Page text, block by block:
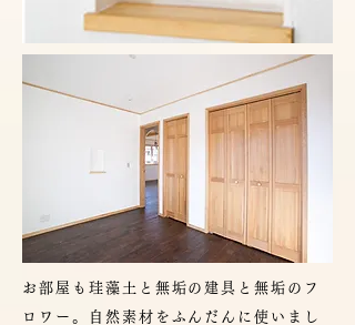
お部屋も珪藻土と無垢の建具と無垢のフ
ロワー。自然素材をふんだんに使いまし